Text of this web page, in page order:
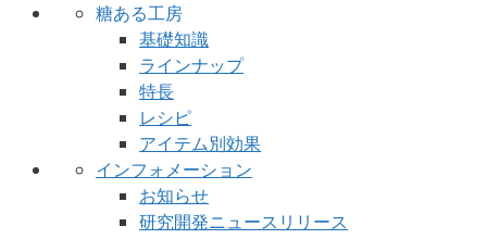
糖ある工房
基礎知識
ラインナップ
特長
レシピ
アイテム別効果
インフォメーション
お知らせ
研究開発ニュースリリース